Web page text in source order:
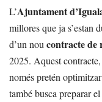
L’Ajuntament
millores que ja s’estan
d’un nou contracte de
2025. Aquest
només pretén
també busca preparar